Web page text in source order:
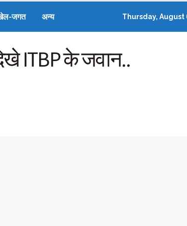
जगत अन्य Thursday, August
ITBP के जवान..